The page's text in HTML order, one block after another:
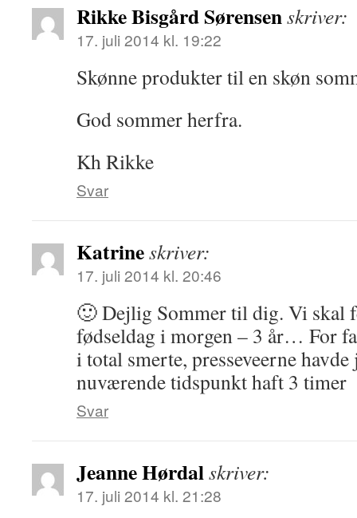
Rikke Bisgård Sørensenskriver:
17. juli 2014 kl. 19:22
Skønne produkter til en skøn
God sommer herfra.
Kh Rikke
Svar
Katrineskriver:
17. juli 2014 kl. 20:46
🙂 Dejlig Sommer til dig. Vi skal
fødseldag i morgen – 3 år… For
i total smerte, presseveerne
nuværende tidspunkt haft 3 timer
Svar
Jeanne Hørdalskriver:
17. juli 2014 kl. 21:28